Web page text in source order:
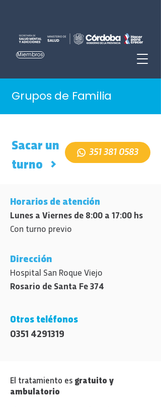
Miembros
Grupos de Familia
Sacar un
turno >
351 381 0583
Horarios de atención
Lunes a Viernes de 8:00 a 17:00 hs
Con turno previo
Dirección
Hospital San Roque Viejo
Rosario de Santa Fe 374
Otros teléfonos
0351 4291319
El tratamiento es gratuito y
ambulatorio